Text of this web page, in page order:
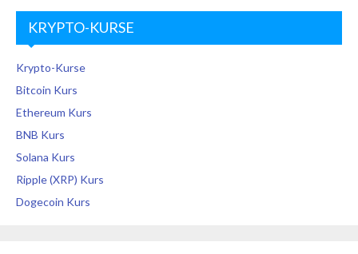
KRYPTO-KURSE
Krypto-Kurse
Bitcoin Kurs
Ethereum Kurs
BNB Kurs
Solana Kurs
Ripple (XRP) Kurs
Dogecoin Kurs